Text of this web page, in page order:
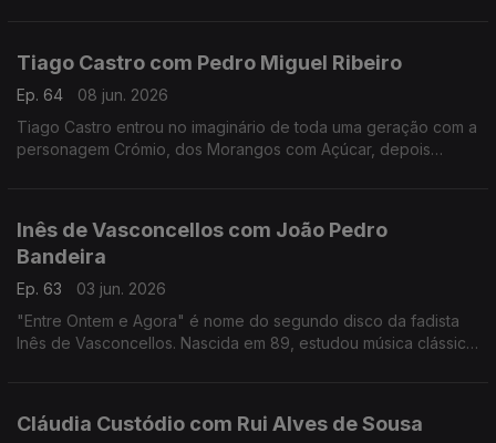
Tiago Castro com Pedro Miguel Ribeiro
Ep. 64
08 jun. 2026
Tiago Castro entrou no imaginário de toda uma geração com a
personagem Crómio, dos Morangos com Açúcar, depois
Inês de Vasconcellos com João Pedro
Bandeira
Ep. 63
03 jun. 2026
"Entre Ontem e Agora" é nome do segundo disco da fadista
Inês de Vasconcellos. Nascida em 89, estudou música clássica,
Cláudia Custódio com Rui Alves de Sousa